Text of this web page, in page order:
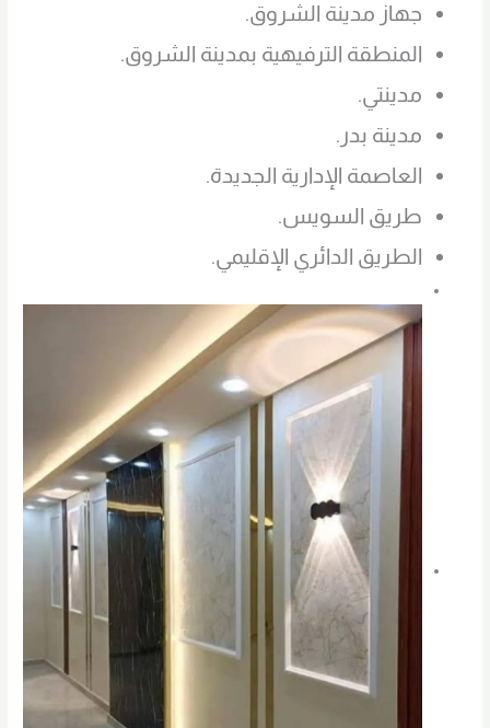
جهاز مدينة الشروق.
المنطقة الترفيهية بمدينة الشروق.
مدينتي.
مدينة بدر.
العاصمة الإدارية الجديدة.
طريق السويس.
الطريق الدائري الإقليمي.